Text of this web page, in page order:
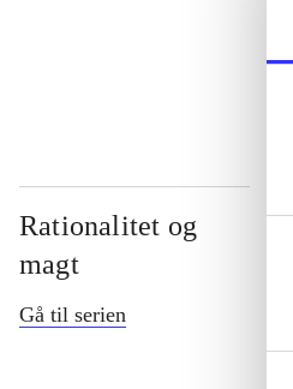
Rationalitet og
magt
Gå til serien